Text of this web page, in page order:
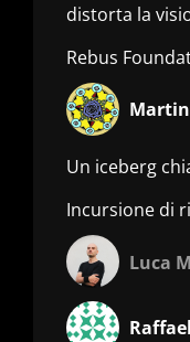
distorta la
Rebus
Un iceberg
Incursione di
Luca